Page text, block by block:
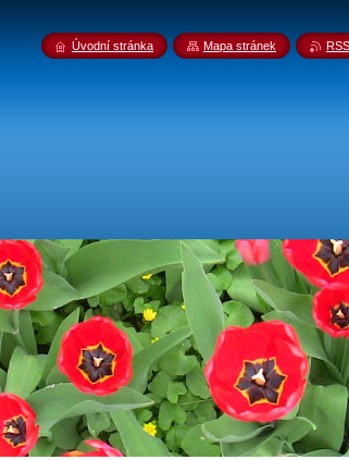
Úvodní stránka Mapa stránek RSS